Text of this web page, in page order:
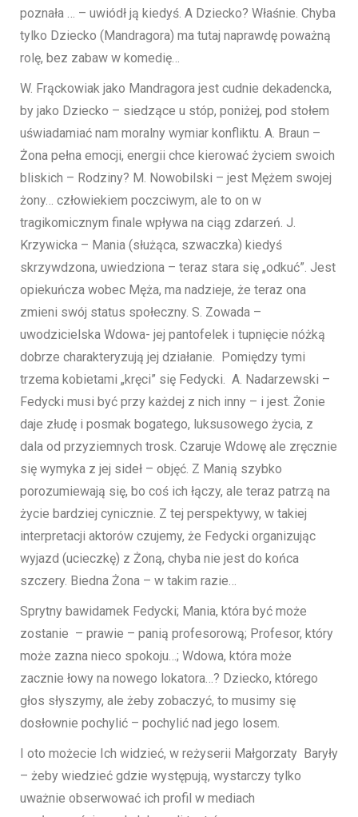
poznała … – uwiódł ją kiedyś. A Dziecko? Właśnie. Chyba
tylko Dziecko (Mandragora) ma tutaj naprawdę poważną
rolę, bez zabaw w komedię…
W. Frąckowiak jako Mandragora jest cudnie dekadencka,
by jako Dziecko – siedzące u stóp, poniżej, pod stołem
uświadamiać nam moralny wymiar konfliktu. A. Braun –
Żona pełna emocji, energii chce kierować życiem swoich
bliskich – Rodziny? M. Nowobilski – jest Mężem swojej
żony… człowiekiem poczciwym, ale to on w
tragikomicznym finale wpływa na ciąg zdarzeń. J.
Krzywicka – Mania (służąca, szwaczka) kiedyś
skrzywdzona, uwiedziona – teraz stara się „odkuć”. Jest
opiekuńcza wobec Męża, ma nadzieje, że teraz ona
zmieni swój status społeczny. S. Zowada –
uwodzicielska Wdowa- jej pantofelek i tupnięcie nóżką
dobrze charakteryzują jej działanie. Pomiędzy tymi
trzema kobietami „kręci” się Fedycki. A. Nadarzewski –
Fedycki musi być przy każdej z nich inny – i jest. Żonie
daje złudę i posmak bogatego, luksusowego życia, z
dala od przyziemnych trosk. Czaruje Wdowę ale zręcznie
się wymyka z jej sideł – objęć. Z Manią szybko
porozumiewają się, bo coś ich łączy, ale teraz patrzą na
życie bardziej cynicznie. Z tej perspektywy, w takiej
interpretacji aktorów czujemy, że Fedycki organizując
wyjazd (ucieczkę) z Żoną, chyba nie jest do końca
szczery. Biedna Żona – w takim razie…
Sprytny bawidamek Fedycki; Mania, która być może
zostanie – prawie – panią profesorową; Profesor, który
może zazna nieco spokoju…; Wdowa, która może
zacznie łowy na nowego lokatora…? Dziecko, którego
głos słyszymy, ale żeby zobaczyć, to musimy się
dosłownie pochylić – pochylić nad jego losem.
I oto możecie Ich widzieć, w reżyserii Małgorzaty Baryły
– żeby wiedzieć gdzie występują, wystarczy tylko
uważnie obserwować ich profil w mediach